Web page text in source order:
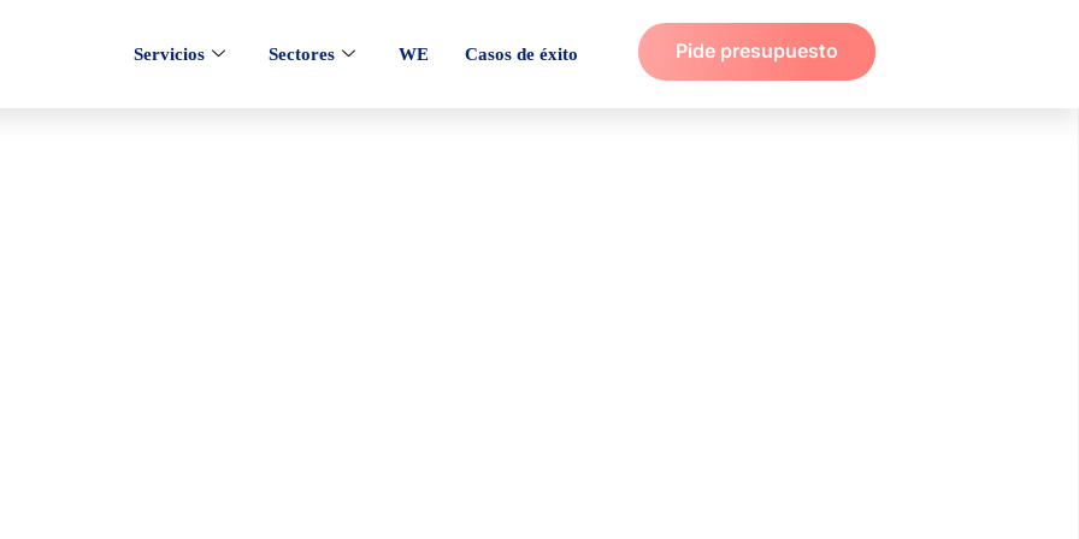
Servicios Sectores WE Casos de éxito Pide presupuesto